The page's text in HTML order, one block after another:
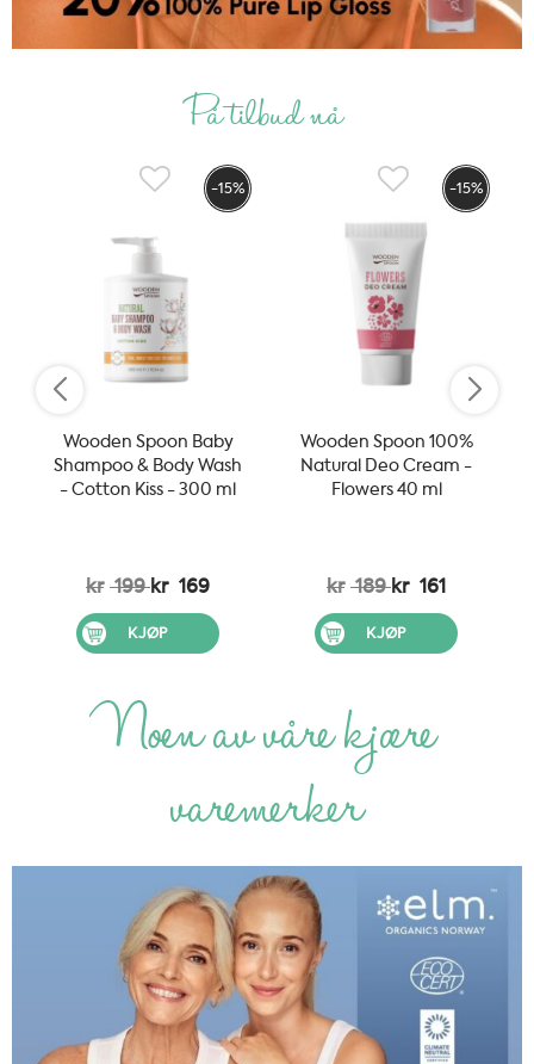
På tilbud nå
-15%
Wooden Spoon Baby
Shampoo & Body Wash
- Cotton Kiss - 300 ml
kr 199 kr 169
KJØP
-15%
Wooden Spoon 100%
Natural Deo Cream -
Flowers 40 ml
kr 189 kr 161
KJØP
Noen av våre kjære
varemerker